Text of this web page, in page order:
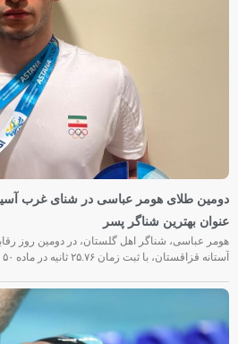
دومین طلای هومر عباسی در شنای غرب آسیا؛
عنوان بهترین شناگر پسر
هومر عباسی، شناگر اهل گلستان، در دومین روز
آستانه قزاقستان، با ثبت زمان ۲۵.۷۶ ثانیه در ماده ۵۰ متر کرال پشت به مدال طلا